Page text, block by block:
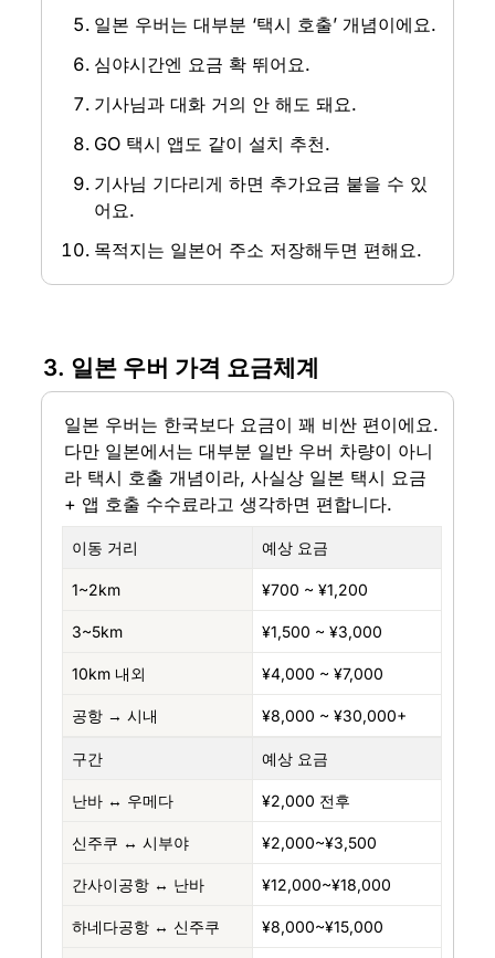
일본 우버는 대부분 ‘택시 호출’ 개념이에요.
심야시간엔 요금 확 뛰어요.
기사님과 대화 거의 안 해도 돼요.
GO 택시 앱도 같이 설치 추천.
기사님 기다리게 하면 추가요금 붙을 수 있
어요.
목적지는 일본어 주소 저장해두면 편해요.
3. 일본 우버 가격 요금체계
일본 우버는 한국보다 요금이 꽤 비싼 편이에요.
다만 일본에서는 대부분 일반 우버 차량이 아니
라 택시 호출 개념이라, 사실상 일본 택시 요금
+ 앱 호출 수수료라고 생각하면 편합니다.
이동 거리 예상 요금
1~2km ¥700 ~ ¥1,200
3~5km ¥1,500 ~ ¥3,000
10km 내외 ¥4,000 ~ ¥7,000
공항 → 시내 ¥8,000 ~ ¥30,000+
구간 예상 요금
난바 ↔ 우메다 ¥2,000 전후
신주쿠 ↔ 시부야 ¥2,000~¥3,500
간사이공항 ↔ 난바 ¥12,000~¥18,000
하네다공항 ↔ 신주쿠 ¥8,000~¥15,000